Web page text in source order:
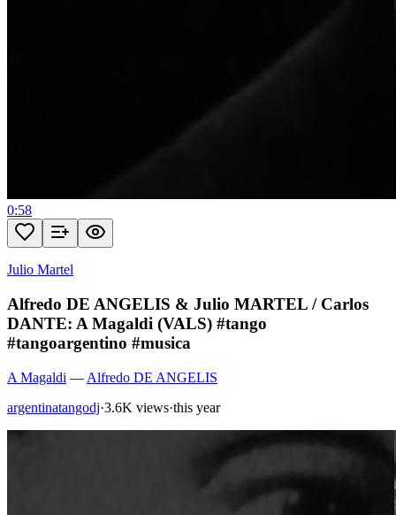
0:58
Julio Martel
Alfredo DE ANGELIS & Julio MARTEL / Carlos
DANTE: A Magaldi (VALS) #tango
#tangoargentino #musica
A Magaldi — Alfredo DE ANGELIS
argentinatangodj·3.6K views·this year